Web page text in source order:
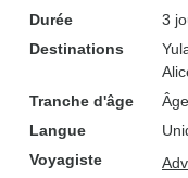
Durée
3
Destinations
Tranche d'âge
Langue
Voyagiste